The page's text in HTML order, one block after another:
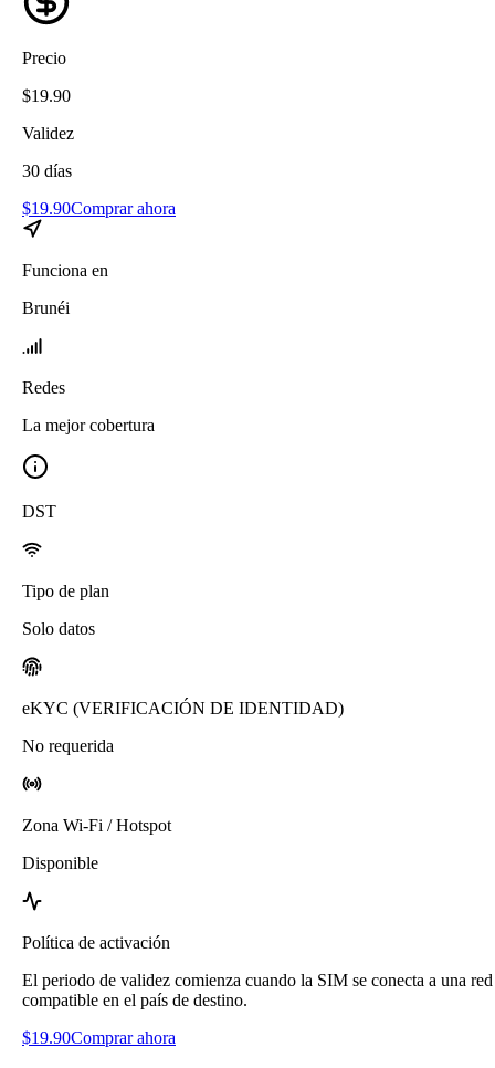
Precio
$19.90
Validez
30 días
$19.90Comprar ahora
Funciona en
Brunéi
Redes
La mejor cobertura
DST
Tipo de plan
Solo datos
eKYC (VERIFICACIÓN DE IDENTIDAD)
No requerida
Zona Wi-Fi / Hotspot
Disponible
Política de activación
El periodo de validez comienza cuando la SIM se conecta a una red
compatible en el país de destino.
$19.90Comprar ahora